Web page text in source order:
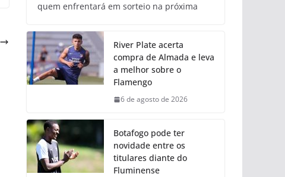
quem enfrentará em sorteio na próxima
River Plate acerta
compra de Almada e leva
a melhor sobre o
Flamengo
6 de agosto de 2026
Botafogo pode ter
novidade entre os
titulares diante do
Fluminense